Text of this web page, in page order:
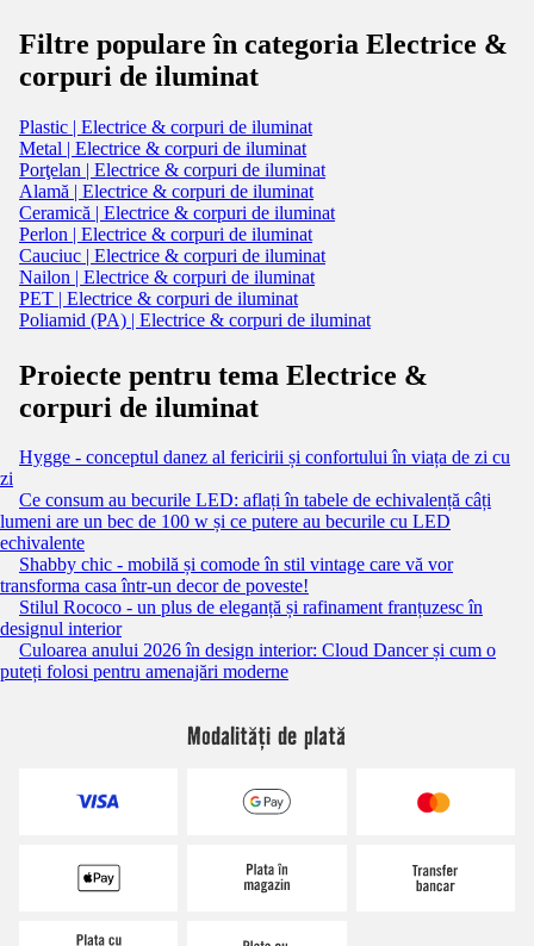
Filtre populare în categoria Electrice &
corpuri de iluminat
Plastic | Electrice & corpuri de iluminat
Metal | Electrice & corpuri de iluminat
Porţelan | Electrice & corpuri de iluminat
Alamă | Electrice & corpuri de iluminat
Ceramică | Electrice & corpuri de iluminat
Perlon | Electrice & corpuri de iluminat
Cauciuc | Electrice & corpuri de iluminat
Nailon | Electrice & corpuri de iluminat
PET | Electrice & corpuri de iluminat
Poliamid (PA) | Electrice & corpuri de iluminat
Proiecte pentru tema Electrice &
corpuri de iluminat
Hygge - conceptul danez al fericirii și confortului în viața de zi cu
zi
Ce consum au becurile LED: aflați în tabele de echivalență câți
lumeni are un bec de 100 w și ce putere au becurile cu LED
echivalente
Shabby chic - mobilă și comode în stil vintage care vă vor
transforma casa într-un decor de poveste!
Stilul Rococo - un plus de eleganță și rafinament franțuzesc în
designul interior
Culoarea anului 2026 în design interior: Cloud Dancer și cum o
puteți folosi pentru amenajări moderne
Modalități de plată